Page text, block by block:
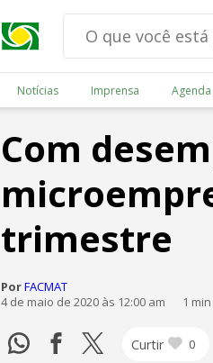
Notícias Imprensa Agenda
Com
trimestre
PorFACMAT
4 de maio de 2020 às 12:00 am
1
Curtir 0